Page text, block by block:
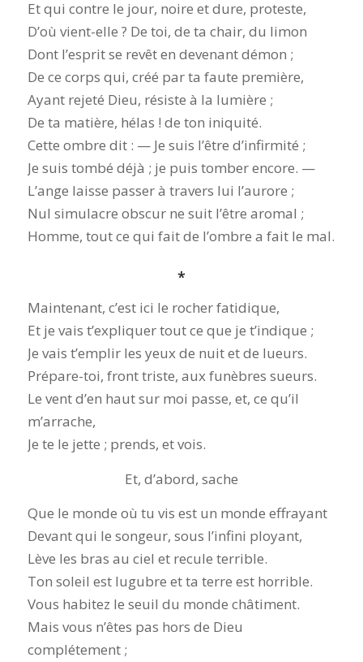
Et qui contre le jour, noire et dure, proteste,
D’où vient-elle ? De toi, de ta chair, du limon
Dont l’esprit se revêt en devenant démon ;
De ce corps qui, créé par ta faute première,
Ayant rejeté Dieu, résiste à la lumière ;
De ta matière, hélas ! de ton iniquité.
Cette ombre dit : — Je suis l’être d’infirmité ;
Je suis tombé déjà ; je puis tomber encore. —
L’ange laisse passer à travers lui l’aurore ;
Nul simulacre obscur ne suit l’être aromal ;
Homme, tout ce qui fait de l’ombre a fait le mal.
*
Maintenant, c’est ici le rocher fatidique,
Et je vais t’expliquer tout ce que je t’indique ;
Je vais t’emplir les yeux de nuit et de lueurs.
Prépare-toi, front triste, aux funèbres sueurs.
Le vent d’en haut sur moi passe, et, ce qu’il
m’arrache,
Je te le jette ; prends, et vois.
Et, d’abord, sache
Que le monde où tu vis est un monde effrayant
Devant qui le songeur, sous l’infini ployant,
Lève les bras au ciel et recule terrible.
Ton soleil est lugubre et ta terre est horrible.
Vous habitez le seuil du monde châtiment.
Mais vous n’êtes pas hors de Dieu
complétement ;